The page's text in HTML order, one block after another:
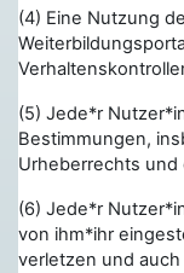
(4) Eine Nutzung
(5) Jede*r
Bestimmungen,
Urheberrechts
(6) Jede*r
von ihm*ihr
verletzen und